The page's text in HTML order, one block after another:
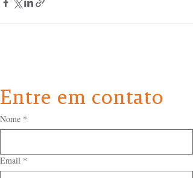
Entre em contato
Nome *
Email *